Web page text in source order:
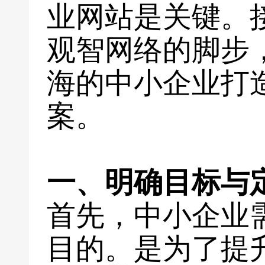
业网站是关键。
观智网络的脚步
海的中小企业打
案。
一、明确目标与
首先，中小企业
目的。是为了提